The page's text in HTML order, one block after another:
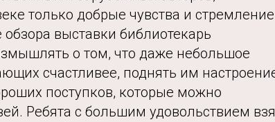
только добрые чувства и стремление
выставки библиотекарь
о том, что даже небольшое
счастливее, поднять им
поступков, которые можно
Ребята с большим удовольствием